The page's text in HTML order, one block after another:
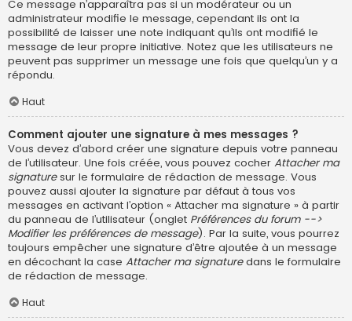
Ce message n’apparaîtra pas si un modérateur ou un
administrateur modifie le message, cependant ils ont la
possibilité de laisser une note indiquant qu’ils ont modifié le
message de leur propre initiative. Notez que les utilisateurs ne
peuvent pas supprimer un message une fois que quelqu’un y a
répondu.
Haut
Comment ajouter une signature à mes messages ?
Vous devez d’abord créer une signature depuis votre panneau
de l’utilisateur. Une fois créée, vous pouvez cocher Attacher ma
signaturesur le formulaire de rédaction de message. Vous
pouvez aussi ajouter la signature par défaut à tous vos
messages en activant l’option « Attacher ma signature » à partir
du panneau de l’utilisateur (onglet Préférences du forum -->
Modifier les préférences de message). Par la suite, vous pourrez
toujours empêcher une signature d’être ajoutée à un message
en décochant la case Attacher ma signaturedans le formulaire
de rédaction de message.
Haut